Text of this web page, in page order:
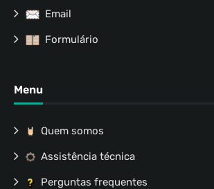
Email
Formulário
Menu
Quem somos
Assistência técnica
Perguntas frequentes